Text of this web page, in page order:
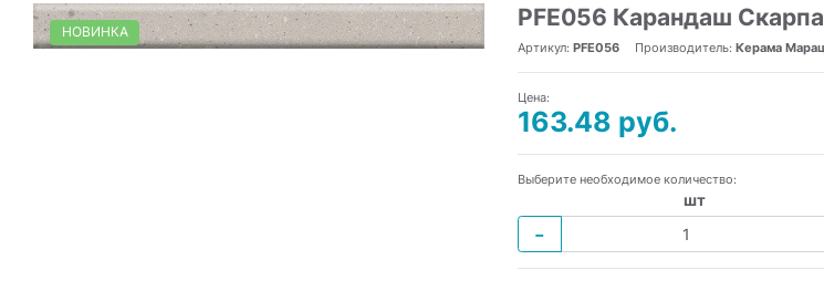
НОВИНКА
PFE056 Карандаш
Артикул: PFE056 Производитель: Керама
Цена:
163.48 руб.
Выберите необходимое количество:
шт
−